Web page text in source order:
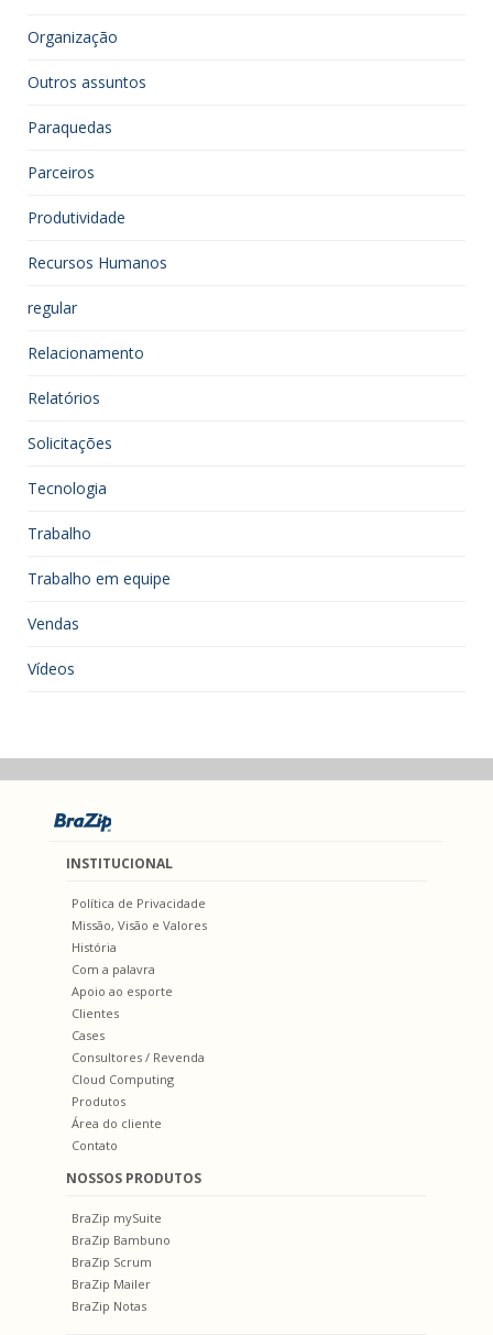
Organização
Outros assuntos
Paraquedas
Parceiros
Produtividade
Recursos Humanos
regular
Relacionamento
Relatórios
Solicitações
Tecnologia
Trabalho
Trabalho em equipe
Vendas
Vídeos
INSTITUCIONAL
Política de Privacidade
Missão, Visão e Valores
História
Com a palavra
Apoio ao esporte
Clientes
Cases
Consultores / Revenda
Cloud Computing
Produtos
Área do cliente
Contato
NOSSOS PRODUTOS
BraZip mySuite
BraZip Bambuno
BraZip Scrum
BraZip Mailer
BraZip Notas